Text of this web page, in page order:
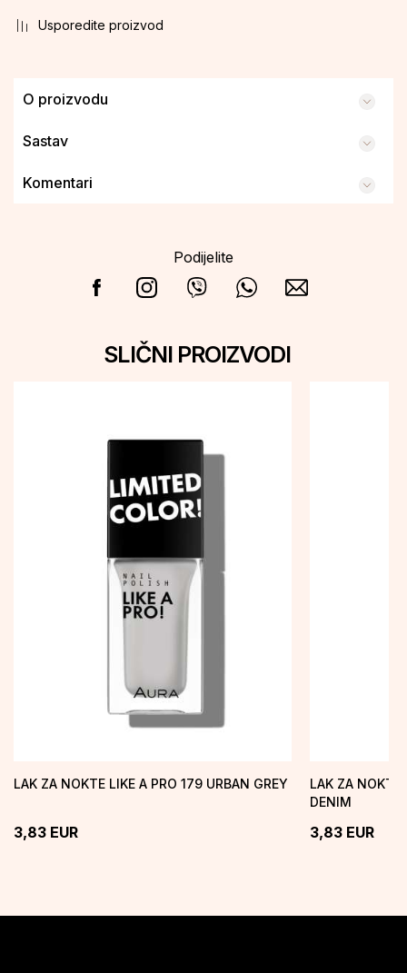
Usporedite proizvod
O proizvodu
Sastav
Komentari
Podijelite
SLIČNI PROIZVODI
LAK ZA NOKTE LIKE A PRO 179 URBAN GREY
3,83 EUR
LAK ZA NOKTE
DENIM
3,83 EUR